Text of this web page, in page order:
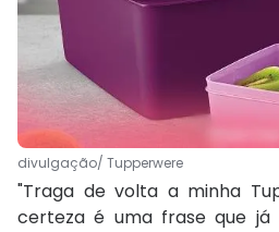
divulgação/ Tupperwere
"Traga de volta a minha
certeza é uma frase que já